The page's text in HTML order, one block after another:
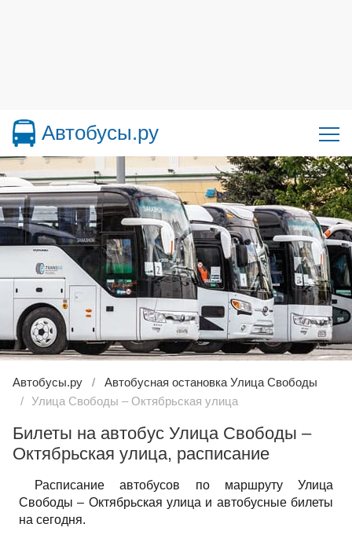
Автобусы.ру
Автобусы.ру
Автобусная остановка Улица Свободы
Улица Свободы – Октябрьская улица
Билеты на автобус Улица Свободы –
Октябрьская улица, расписание
Расписание автобусов по маршруту Улица
Свободы – Октябрьская улица и автобусные билеты
на сегодня.